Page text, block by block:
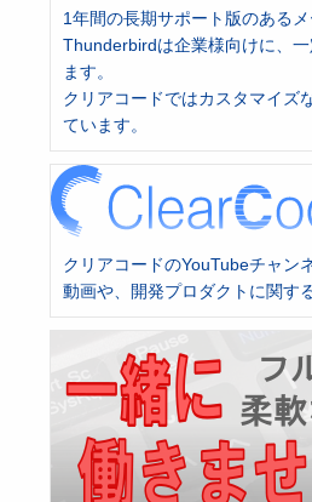
1年間の長期サポート版のある
Thunderbirdは企業様向けに、
ます。
クリアコードではカスタマイズ
ています。
クリアコードのYouTubeチャン
動画や、開発プロダクトに関す